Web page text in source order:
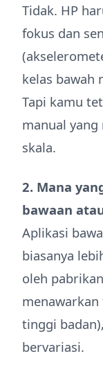
Tidak. HP
fokus dan
kelas bawah
Tapi kamu
manual
skala.
2. Mana
bawaan
Aplikasi
biasanya
oleh
tinggi
bervariasi.